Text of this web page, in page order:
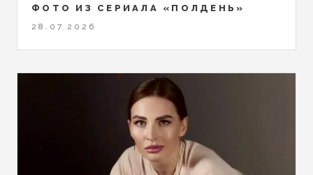
ФОТО ИЗ СЕРИАЛА «ПОЛДЕНЬ»
28.07.2026